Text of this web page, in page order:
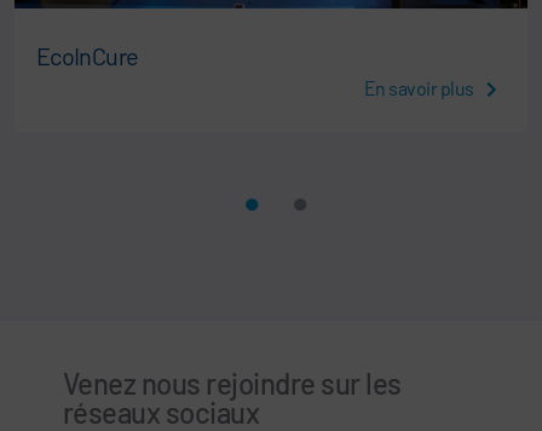
EcoInCure
En savoir plus
Venez nous rejoindre sur les
réseaux sociaux